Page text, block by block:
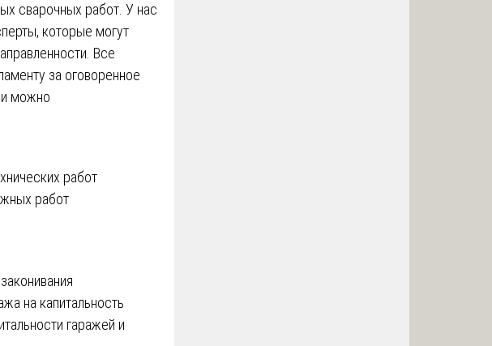
сварочных работ. У нас
которые могут
Все
за оговоренное
можно
работ
работ
на капитальность
гаражей и